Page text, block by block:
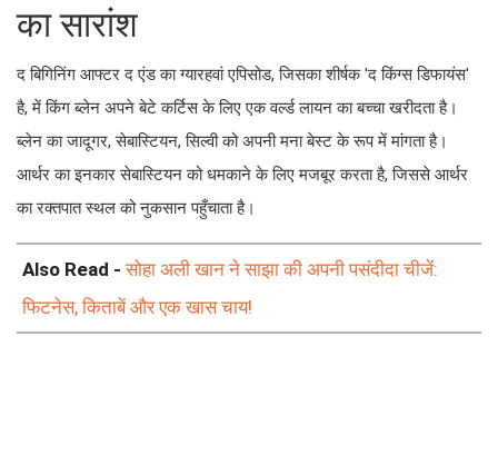
का सारांश
द बिगिनिंग आफ्टर द एंड का ग्यारहवां एपिसोड, जिसका शीर्षक 'द किंग्स डिफायंस'
है, में किंग ब्लेन अपने बेटे कर्टिस के लिए एक वर्ल्ड लायन का बच्चा खरीदता है।
ब्लेन का जादूगर, सेबास्टियन, सिल्वी को अपनी मना बेस्ट के रूप में मांगता है।
आर्थर का इनकार सेबास्टियन को धमकाने के लिए मजबूर करता है, जिससे आर्थर
का रक्तपात स्थल को नुकसान पहुँचाता है।
Also Read -सोहा अली खान ने साझा की अपनी पसंदीदा चीजें:
फिटनेस, किताबें और एक खास चाय!